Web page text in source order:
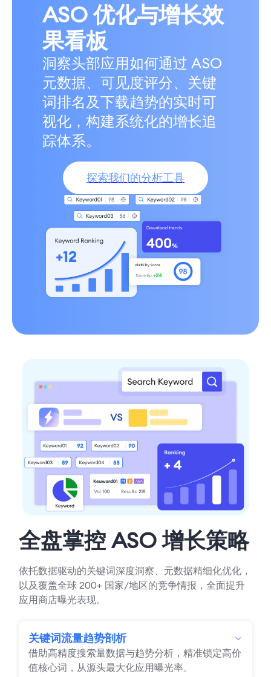
ASO 优化与增长效
果看板
洞察头部应用如何通过 ASO
元数据、可见度评分、关键
词排名及下载趋势的实时可
视化，构建系统化的增长追
踪体系。
探索我们的分析工具
全盘掌控 ASO 增长策略
依托数据驱动的关键词深度洞察、元数据精细化优化，
以及覆盖全球 200+ 国家/地区的竞争情报，全面提升
应用商店曝光表现。
关键词流量趋势剖析
借助高精度搜索量数据与趋势分析，精准锁定高价
值核心词，从源头最大化应用曝光率。